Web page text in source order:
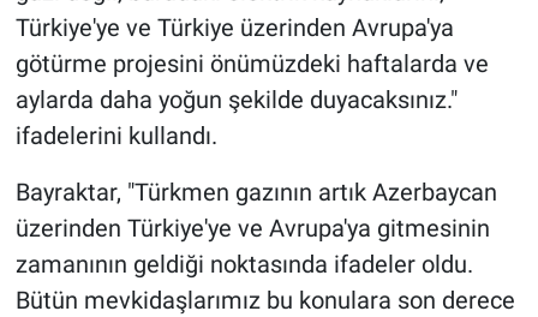
Türkiye'ye ve Türkiye üzerinden Avrupa'ya
götürme projesini önümüzdeki haftalarda ve
aylarda daha yoğun şekilde duyacaksınız."
ifadelerini kullandı.
Bayraktar, "Türkmen gazının artık Azerbaycan
üzerinden Türkiye'ye ve Avrupa'ya gitmesinin
zamanının geldiği noktasında ifadeler oldu.
Bütün mevkidaşlarımız bu konulara son derece